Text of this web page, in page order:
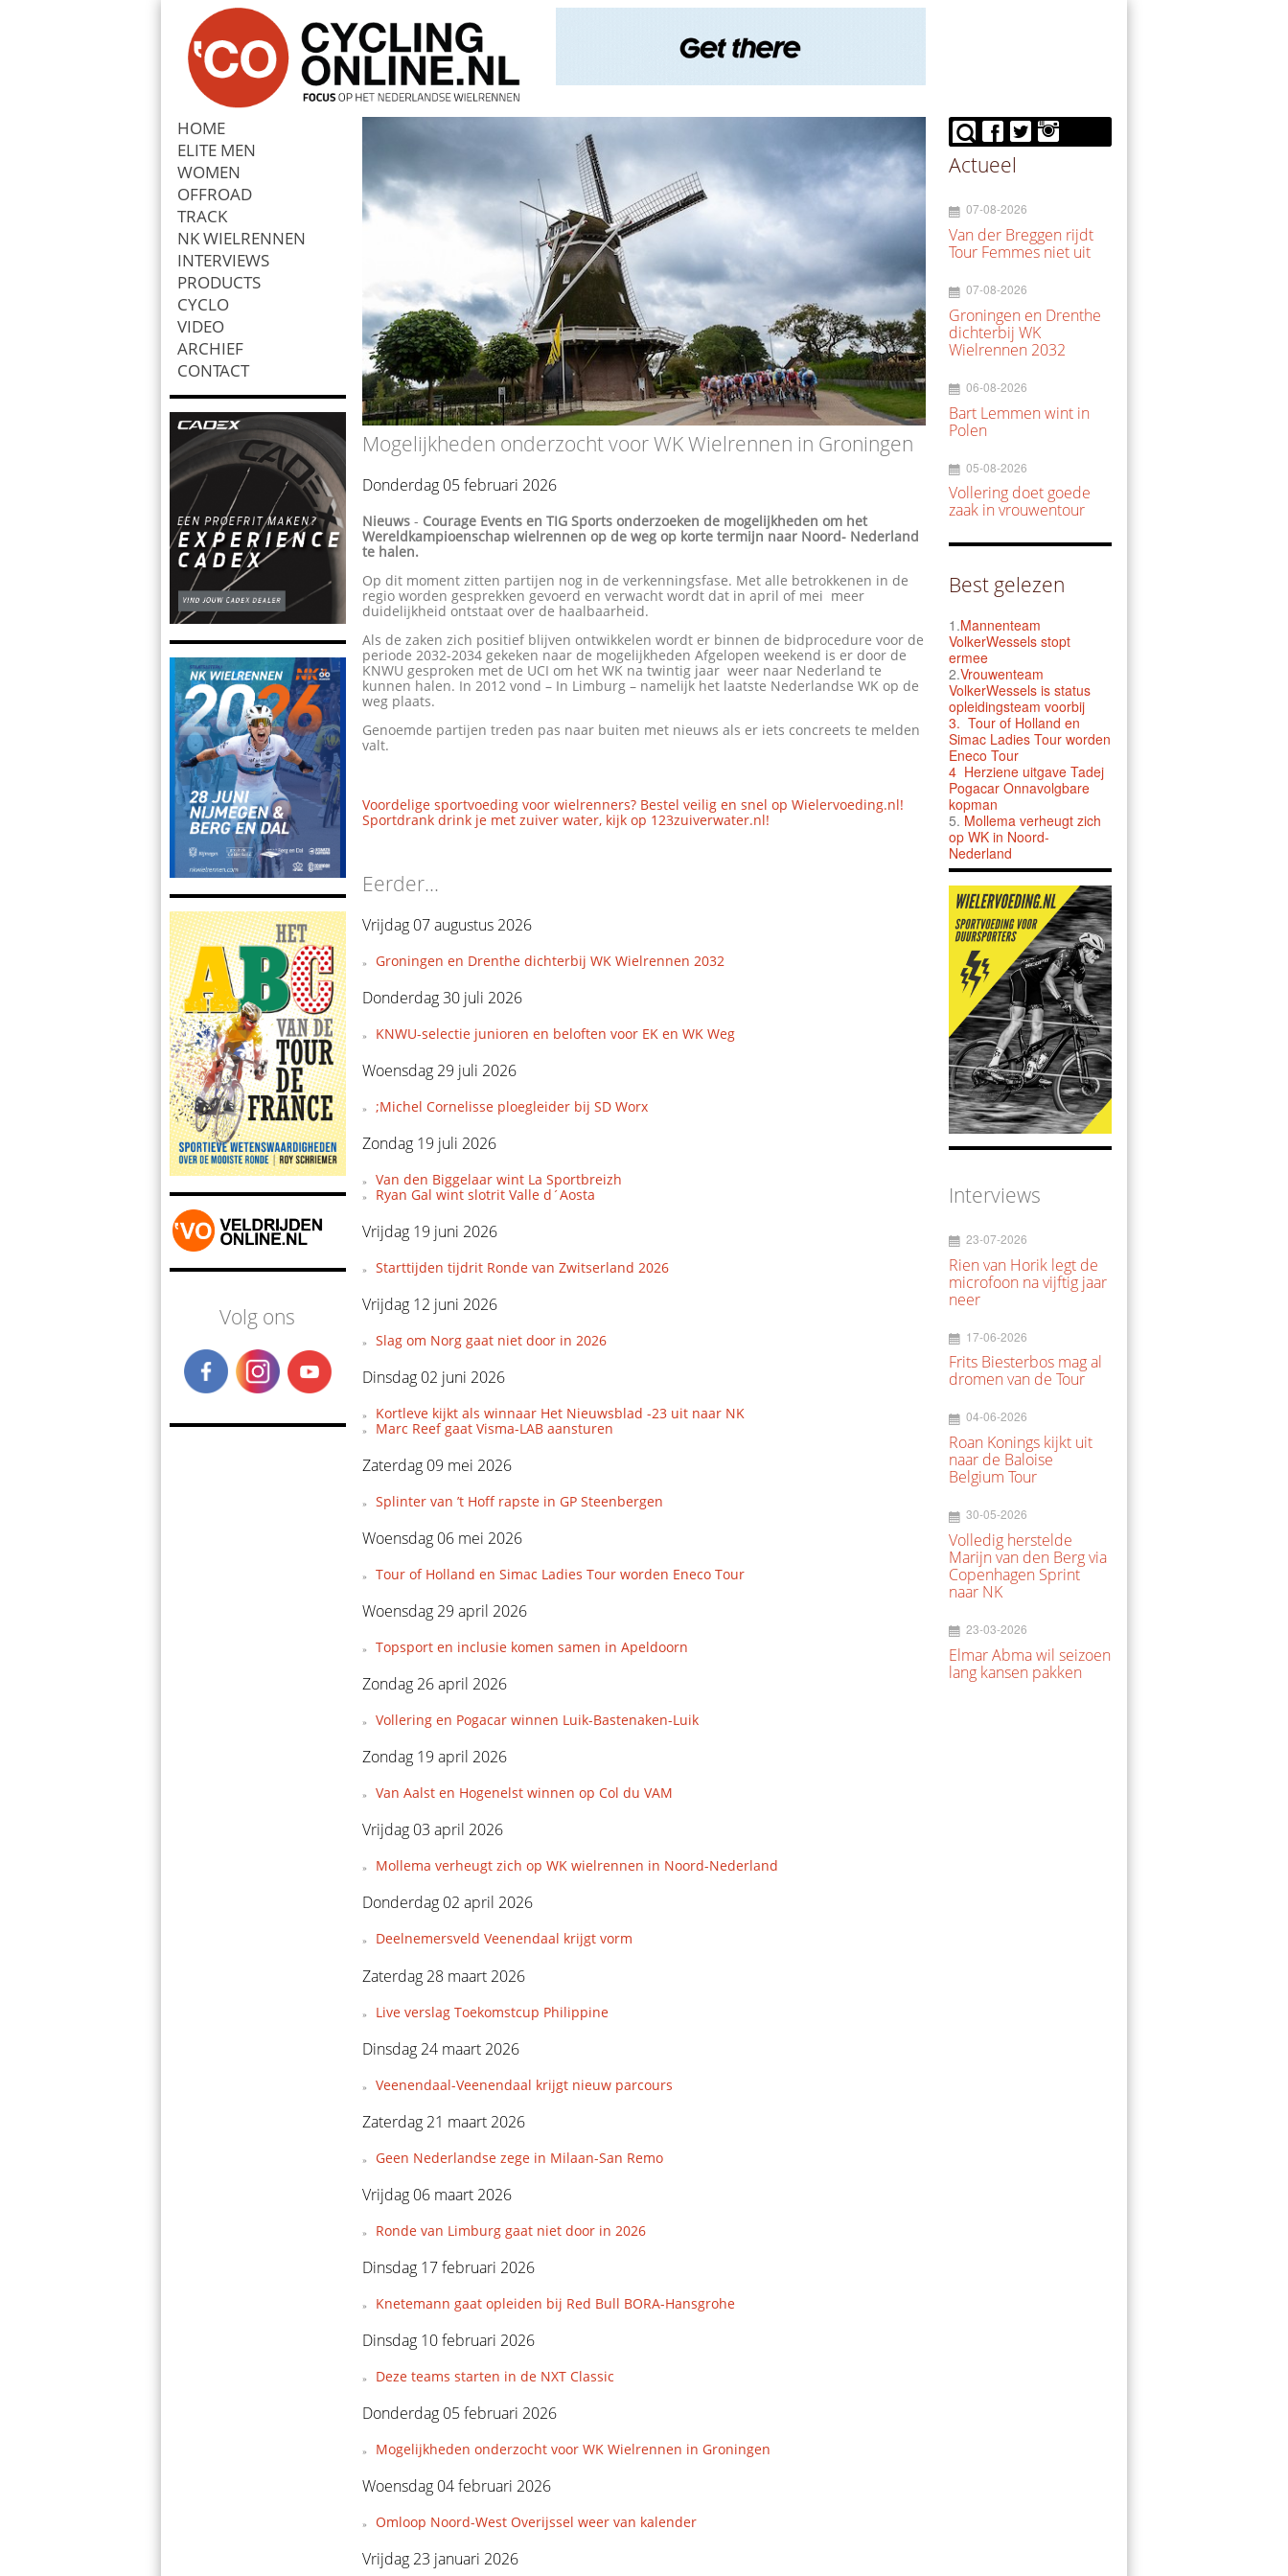
HOME
ELITE MEN
WOMEN
OFFROAD
TRACK
NK WIELRENNEN
INTERVIEWS
PRODUCTS
CYCLO
VIDEO
ARCHIEF
CONTACT
Zoek
Volg ons
Mogelijkheden onderzocht voor WK Wielrennen in Groningen
Donderdag 05 februari 2026
Nieuws - Courage Events en TIG Sports onderzoeken de mogelijkheden om het
Wereldkampioenschap wielrennen op de weg op korte termijn naar Noord- Nederland
te halen.
Op dit moment zitten partijen nog in de verkenningsfase. Met alle betrokkenen in de
regio worden gesprekken gevoerd en verwacht wordt dat in april of mei meer
duidelijkheid ontstaat over de haalbaarheid.
Als de zaken zich positief blijven ontwikkelen wordt er binnen de bidprocedure voor de
periode 2032-2034 gekeken naar de mogelijkheden Afgelopen weekend is er door de
KNWU gesproken met de UCI om het WK na twintig jaar weer naar Nederland te
kunnen halen. In 2012 vond – In Limburg – namelijk het laatste Nederlandse WK op de
weg plaats.
Genoemde partijen treden pas naar buiten met nieuws als er iets concreets te melden
valt.
Voordelige sportvoeding voor wielrenners? Bestel veilig en snel op Wielervoeding.nl!
Sportdrank drink je met zuiver water, kijk op 123zuiverwater.nl!
Eerder...
Vrijdag 07 augustus 2026
Groningen en Drenthe dichterbij WK Wielrennen 2032
Donderdag 30 juli 2026
KNWU-selectie junioren en beloften voor EK en WK Weg
Woensdag 29 juli 2026
;Michel Cornelisse ploegleider bij SD Worx
Zondag 19 juli 2026
Van den Biggelaar wint La Sportbreizh
Ryan Gal wint slotrit Valle d´Aosta
Vrijdag 19 juni 2026
Starttijden tijdrit Ronde van Zwitserland 2026
Vrijdag 12 juni 2026
Slag om Norg gaat niet door in 2026
Dinsdag 02 juni 2026
Kortleve kijkt als winnaar Het Nieuwsblad -23 uit naar NK
Marc Reef gaat Visma-LAB aansturen
Zaterdag 09 mei 2026
Splinter van ’t Hoff rapste in GP Steenbergen
Woensdag 06 mei 2026
Tour of Holland en Simac Ladies Tour worden Eneco Tour
Woensdag 29 april 2026
Topsport en inclusie komen samen in Apeldoorn
Zondag 26 april 2026
Vollering en Pogacar winnen Luik-Bastenaken-Luik
Zondag 19 april 2026
Van Aalst en Hogenelst winnen op Col du VAM
Vrijdag 03 april 2026
Mollema verheugt zich op WK wielrennen in Noord-Nederland
Donderdag 02 april 2026
Deelnemersveld Veenendaal krijgt vorm
Zaterdag 28 maart 2026
Live verslag Toekomstcup Philippine
Dinsdag 24 maart 2026
Veenendaal-Veenendaal krijgt nieuw parcours
Zaterdag 21 maart 2026
Geen Nederlandse zege in Milaan-San Remo
Vrijdag 06 maart 2026
Ronde van Limburg gaat niet door in 2026
Dinsdag 17 februari 2026
Knetemann gaat opleiden bij Red Bull BORA-Hansgrohe
Dinsdag 10 februari 2026
Deze teams starten in de NXT Classic
Donderdag 05 februari 2026
Mogelijkheden onderzocht voor WK Wielrennen in Groningen
Woensdag 04 februari 2026
Omloop Noord-West Overijssel weer van kalender
Vrijdag 23 januari 2026
Actueel
07-08-2026
Van der Breggen rijdt
Tour Femmes niet uit
07-08-2026
Groningen en Drenthe
dichterbij WK
Wielrennen 2032
06-08-2026
Bart Lemmen wint in
Polen
05-08-2026
Vollering doet goede
zaak in vrouwentour
Best gelezen
1.Mannenteam
VolkerWessels stopt
ermee
2.Vrouwenteam
VolkerWessels is status
opleidingsteam voorbij
3. Tour of Holland en
Simac Ladies Tour worden
Eneco Tour
4 Herziene uitgave Tadej
Pogacar Onnavolgbare
kopman
5. Mollema verheugt zich
op WK in Noord-
Nederland
Interviews
23-07-2026
Rien van Horik legt de
microfoon na vijftig jaar
neer
17-06-2026
Frits Biesterbos mag al
dromen van de Tour
04-06-2026
Roan Konings kijkt uit
naar de Baloise
Belgium Tour
30-05-2026
Volledig herstelde
Marijn van den Berg via
Copenhagen Sprint
naar NK
23-03-2026
Elmar Abma wil seizoen
lang kansen pakken